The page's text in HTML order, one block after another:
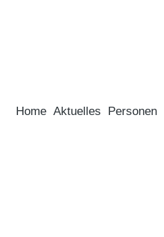
Home Aktuelles Personen